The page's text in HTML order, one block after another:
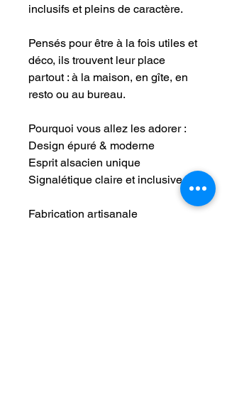
inclusifs et pleins de caractère.
Pensés pour être à la fois utiles et
déco, ils trouvent leur place
partout : à la maison, en gîte, en
resto ou au bureau.
Pourquoi vous allez les adorer :
Design épuré & moderne
Esprit alsacien unique
Signalétique claire et inclusive.
Fabrication artisanale